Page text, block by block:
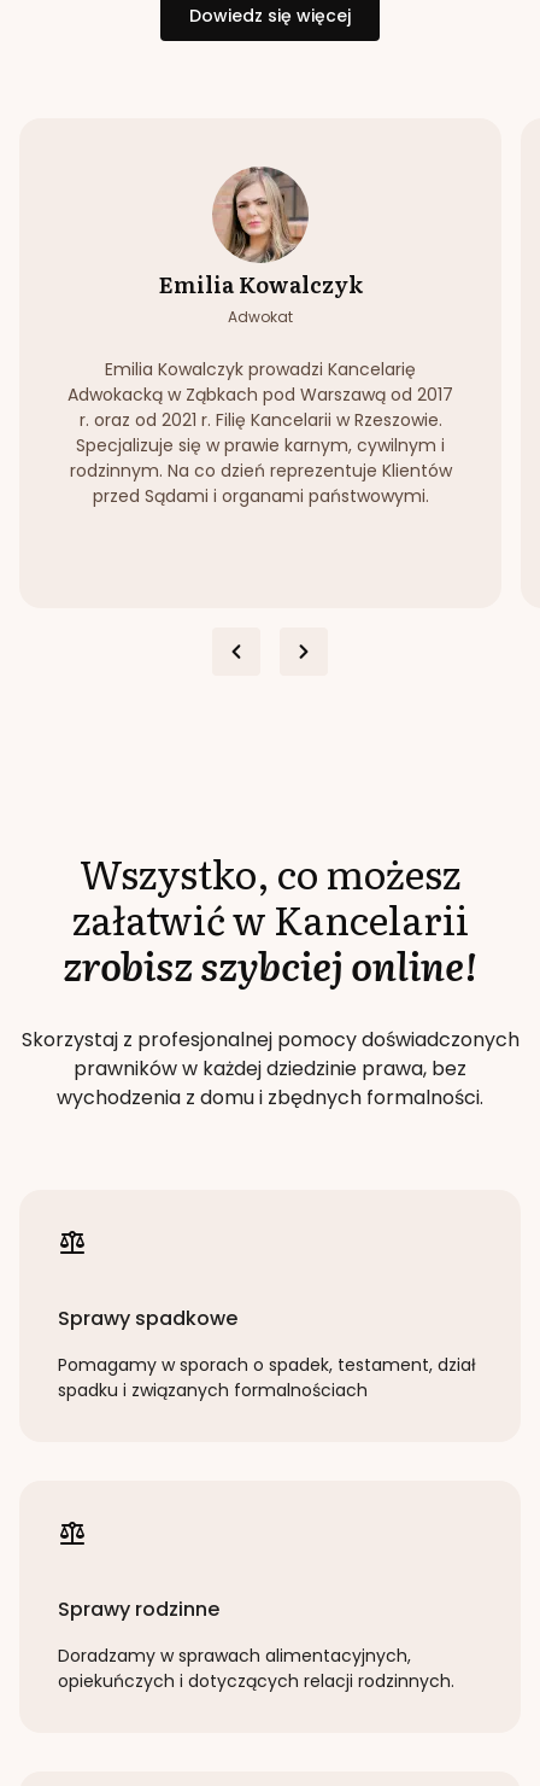
Dowiedz się więcej
Emilia Kowalczyk
Adwokat
Emilia Kowalczyk prowadzi Kancelarię
Adwokacką w Ząbkach pod Warszawą od 2017
r. oraz od 2021 r. Filię Kancelarii w Rzeszowie.
Specjalizuje się w prawie karnym, cywilnym i
rodzinnym. Na co dzień reprezentuje Klientów
przed Sądami i organami państwowymi.
Wszystko, co możesz
załatwić w Kancelarii
zrobisz szybciej online!
Skorzystaj z profesjonalnej pomocy doświadczonych
prawników w każdej dziedzinie prawa, bez
wychodzenia z domu i zbędnych formalności.
Sprawy spadkowe
Pomagamy w sporach o spadek, testament, dział
spadku i związanych formalnościach
Sprawy rodzinne
Doradzamy w sprawach alimentacyjnych,
opiekuńczych i dotyczących relacji rodzinnych.